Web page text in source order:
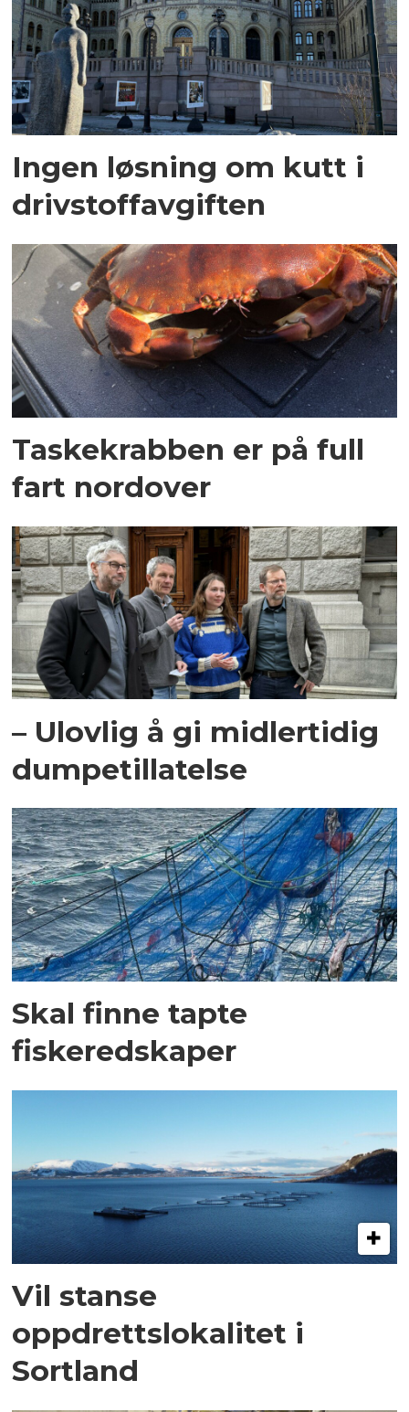
Ingen løsning om kutt i
drivstoffavgiften
Taskekrabben er på full
fart nordover
– Ulovlig å gi midlertidig
dumpetillatelse
Skal finne tapte
fiskeredskaper
Vil stanse
oppdrettslokalitet i
Sortland